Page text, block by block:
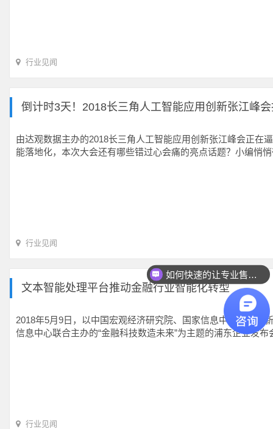
行业见闻
倒计时3天！2018长三角人工智能应用创新张江峰
由达观数据主办的2018长三角人工智能应用创新张江峰会正在
能落地化，本次大会还有哪些错过心会痛的亮点话题？小编悄
行业见闻
文本智能处理平台推动金融行业智能化转型
2018年5月9日，以中国宏观经济研究院、国家信息中心中国
信息中心联合主办的“金融科技数造未来”为主题的浦东企业发
行业见闻